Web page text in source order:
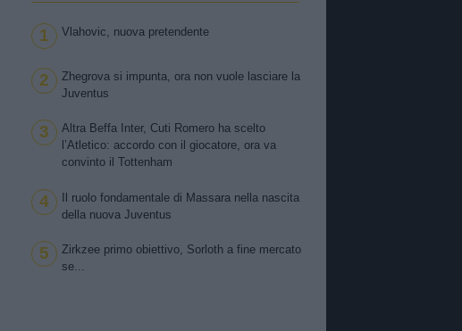
1 Vlahovic, nuova pretendente
2
Zhegrova si impunta, ora non vuole lasciare la
Juventus
3
Altra Beffa Inter, Cuti Romero ha scelto
l’Atletico: accordo con il giocatore, ora va
convinto il Tottenham
4
Il ruolo fondamentale di Massara nella nascita
della nuova Juventus
5
Zirkzee primo obiettivo, Sorloth a fine mercato
se...